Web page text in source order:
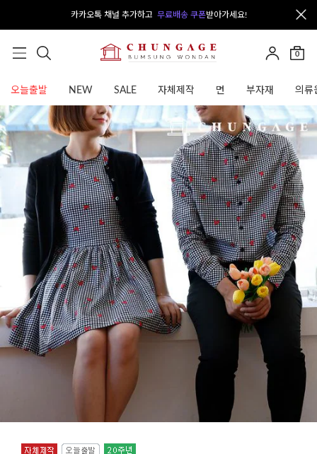
카카오톡 채널 추가하고 무료배송 쿠폰받아가세요!
0
오늘출발 NEW SALE 자체제작 면 부자재 의류